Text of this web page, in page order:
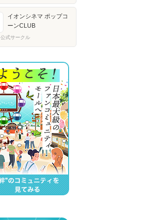
イオンシネマ ポップコ
ーンCLUB
公式サークル